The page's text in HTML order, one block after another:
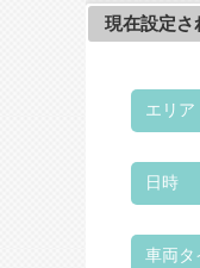
現在設定さ
エリア
日時
車両タ